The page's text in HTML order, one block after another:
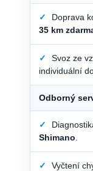
✓
Doprava
35 km
✓ Svoz ze
individuální
Odborný
✓
Shimano
✓
Vyčtení